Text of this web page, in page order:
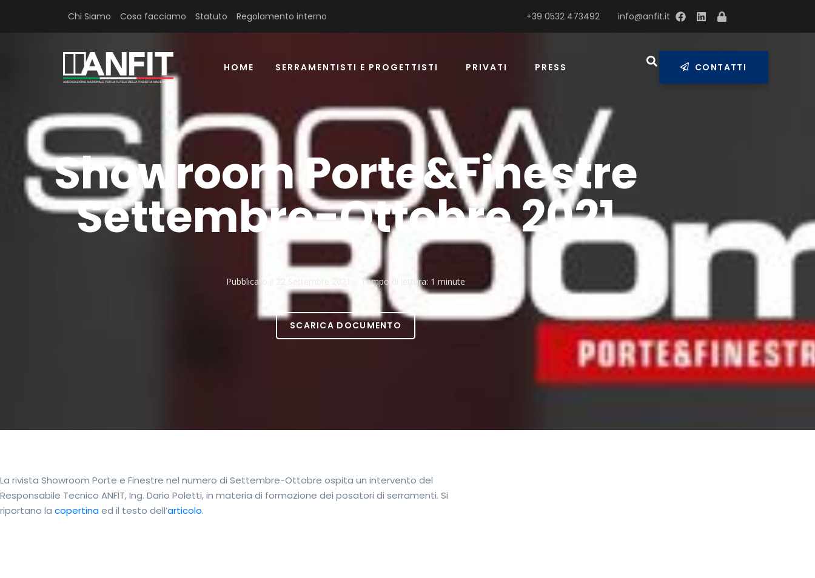
Chi Siamo Cosa facciamo Statuto Regolamento interno info@anfit.it
+39 0532 473492
HOME SERRAMENTISTI E PROGETTISTI PRIVATI PRESS CONTATTI
Showroom Porte&Finestre
Settembre-Ottobre 2021
Pubblicato il Tempo di lettura: 1 minute
SCARICA DOCUMENTO
La rivista Showroom Porte e Finestre nel numero di Settembre-Ottobre ospita un intervento del
Responsabile Tecnico ANFIT, Ing. Dario Poletti, in materia di formazione dei posatori di serramenti. Si
riportano la copertinaed il testo dell’articolo.